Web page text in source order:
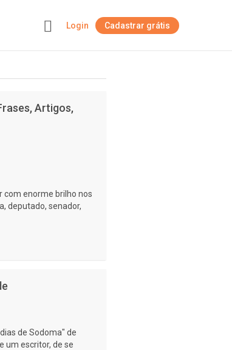
Login Cadastrar grátis
Artigos,
com enorme brilho nos
deputado, senador,
de Sodoma" de
um escritor, de se